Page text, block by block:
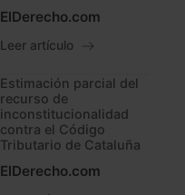
ElDerecho.com
Leer artículo
Estimación parcial del
recurso de
inconstitucionalidad
contra el Código
Tributario de Cataluña
ElDerecho.com